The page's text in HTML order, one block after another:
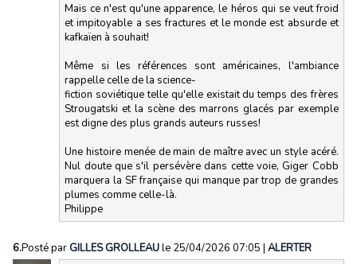
Mais ce n'est qu'une apparence, le héros qui se veut froid
et impitoyable a ses fractures et le monde est absurde et
kafkaïen à souhait!
Même si les références sont américaines, l'ambiance
rappelle celle de la science-
fiction soviétique telle qu'elle existait du temps des frères
Strougatski et la scène des marrons glacés par exemple
est digne des plus grands auteurs russes!
Une histoire menée de main de maître avec un style acéré.
Nul doute que s'il persévère dans cette voie, Giger Cobb
marquera la SF française qui manque par trop de grandes
plumes comme celle-là.
Philippe
6.Posté parGILLES GROLLEAUle 25/04/2026 07:05 | ALERTER